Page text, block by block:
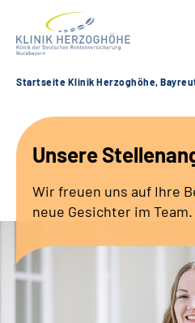
Leistungsangebot
Fachbereiche
Service
Startseite Klinik Herzoghöhe,
Unsere
Wir freuen uns auf Ihre
neue Gesichter im Team.